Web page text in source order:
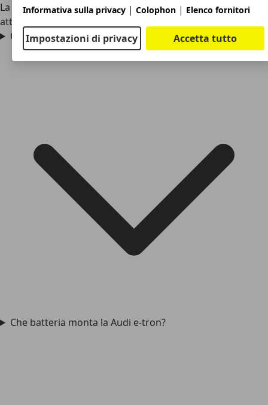
La prima Audi elettrica è l'Audi e-tron, lanciata nel 2018. É
attualmente in commercio sotto il nome di Audi Q8 e-tron.
Quanta autonomia ha Audi e-tron?
Che batteria monta la Audi e-tron?
Informativa sulla privacy | Colophon | Elenco fornitori
Impostazioni di privacy Accetta tutto